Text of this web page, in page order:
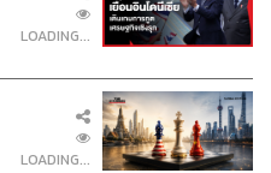
LOADING...
LOADING...